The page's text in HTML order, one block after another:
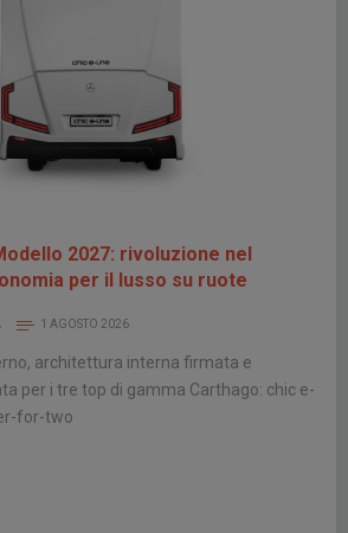
2027: rivoluzione nel
per il lusso su ruote
1 AGOSTO 2026
architettura interna firmata e
per i tre top di gamma Carthago: chic e-
for-two